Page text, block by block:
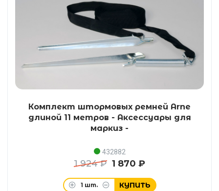
Комплект штормовых ремней Arne
длиной 11 метров - Аксессуары для
маркиз -
432882
1 924 ₽ 1 870 ₽
1 шт. КУПИТЬ